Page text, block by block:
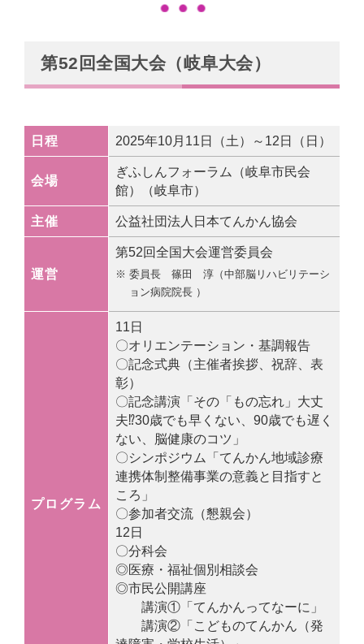
第52回全国大会（岐阜大会）
日程 2025年10月11日（土）～12日（日）
会場
ぎふしんフォーラム（岐阜市民会
館）（岐阜市）
主催 公益社団法人日本てんかん協会
運営
第52回全国大会運営委員会
委員長 篠田 淳（中部脳リハビリテーシ
ョン病院院長 ）
プログラム
11日
〇オリエンテーション・基調報告
〇記念式典（主催者挨拶、祝辞、表
彰）
〇記念講演「その「もの忘れ」大丈
夫⁉30歳でも早くない、90歳でも遅く
ない、脳健康のコツ」
〇シンポジウム「てんかん地域診療
連携体制整備事業の意義と目指すと
ころ」
〇参加者交流（懇親会）
12日
〇分科会
◎医療・福祉個別相談会
◎市民公開講座
講演①「てんかんってなーに」
講演②「こどものてんかん（発